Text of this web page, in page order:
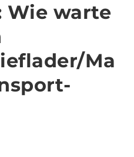
Wie warte
Ma